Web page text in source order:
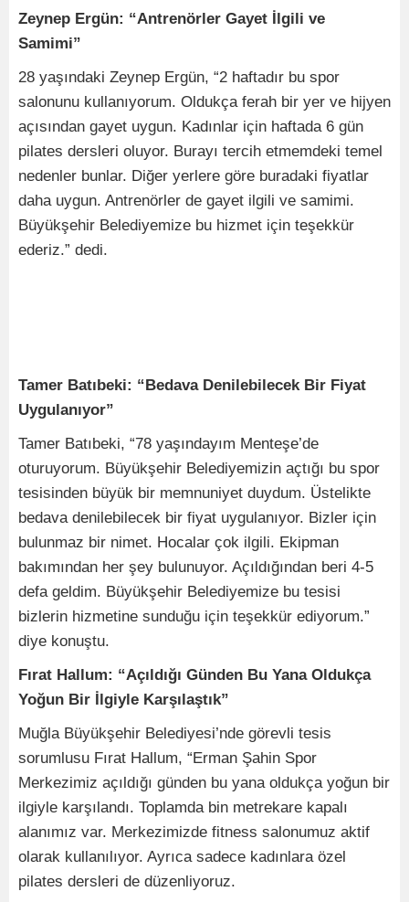
Zeynep Ergün: “Antrenörler Gayet İlgili ve
Samimi”
28 yaşındaki Zeynep Ergün, “2 haftadır bu spor
salonunu kullanıyorum. Oldukça ferah bir yer ve hijyen
açısından gayet uygun. Kadınlar için haftada 6 gün
pilates dersleri oluyor. Burayı tercih etmemdeki temel
nedenler bunlar. Diğer yerlere göre buradaki fiyatlar
daha uygun. Antrenörler de gayet ilgili ve samimi.
Büyükşehir Belediyemize bu hizmet için teşekkür
ederiz.” dedi.
Tamer Batıbeki: “Bedava Denilebilecek Bir Fiyat
Uygulanıyor”
Tamer Batıbeki, “78 yaşındayım Menteşe’de
oturuyorum. Büyükşehir Belediyemizin açtığı bu spor
tesisinden büyük bir memnuniyet duydum. Üstelikte
bedava denilebilecek bir fiyat uygulanıyor. Bizler için
bulunmaz bir nimet. Hocalar çok ilgili. Ekipman
bakımından her şey bulunuyor. Açıldığından beri 4-5
defa geldim. Büyükşehir Belediyemize bu tesisi
bizlerin hizmetine sunduğu için teşekkür ediyorum.”
diye konuştu.
Fırat Hallum: “Açıldığı Günden Bu Yana Oldukça
Yoğun Bir İlgiyle Karşılaştık”
Muğla Büyükşehir Belediyesi’nde görevli tesis
sorumlusu Fırat Hallum, “Erman Şahin Spor
Merkezimiz açıldığı günden bu yana oldukça yoğun bir
ilgiyle karşılandı. Toplamda bin metrekare kapalı
alanımız var. Merkezimizde fitness salonumuz aktif
olarak kullanılıyor. Ayrıca sadece kadınlara özel
pilates dersleri de düzenliyoruz.